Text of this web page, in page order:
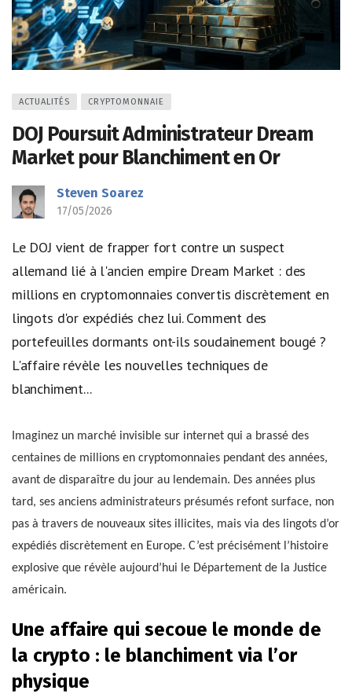
ACTUALITÉS CRYPTOMONNAIE
DOJ Poursuit Administrateur Dream
Market pour Blanchiment en Or
Steven Soarez
17/05/2026
Le DOJ vient de frapper fort contre un suspect
allemand lié à l'ancien empire Dream Market : des
millions en cryptomonnaies convertis discrètement en
lingots d'or expédiés chez lui. Comment des
portefeuilles dormants ont-ils soudainement bougé ?
L'affaire révèle les nouvelles techniques de
blanchiment...
Imaginez un marché invisible sur internet qui a brassé des
centaines de millions en cryptomonnaies pendant des années,
avant de disparaître du jour au lendemain. Des années plus
tard, ses anciens administrateurs présumés refont surface, non
pas à travers de nouveaux sites illicites, mais via des lingots d’or
expédiés discrètement en Europe. C’est précisément l’histoire
explosive que révèle aujourd’hui le Département de la Justice
américain.
Une affaire qui secoue le monde de
la crypto : le blanchiment via l’or
physique